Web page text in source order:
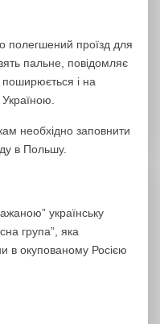
полегшений проїзд для
пальне, повідомляє
поширюється і на
Україною.
необхідно заповнити
в Польшу.
українську
група”, яка
в окупованому Росією